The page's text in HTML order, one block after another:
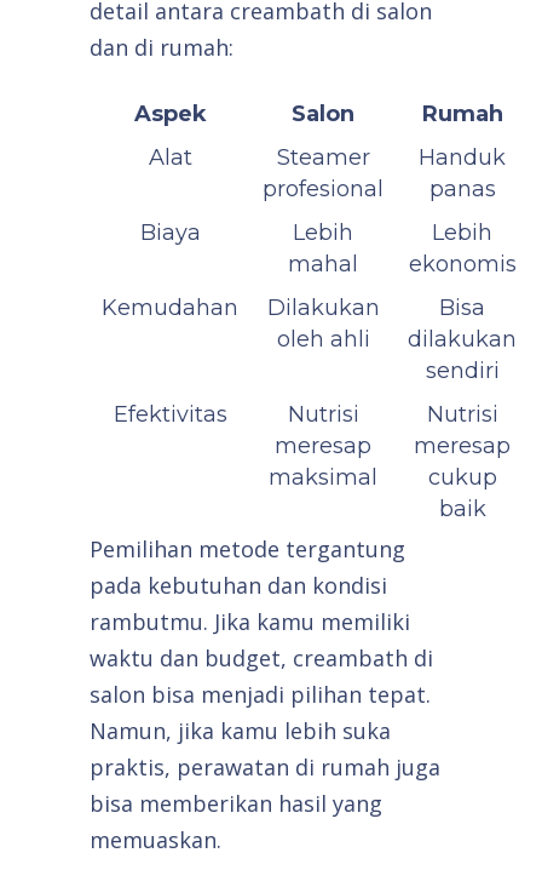
detail antara creambath di salon
dan di rumah:
Aspek Salon
Rumah
Alat
Steamer
profesional
Handuk
panas
Biaya
Lebih
mahal
Lebih
ekonomis
Kemudahan
Dilakukan
oleh ahli
Bisa
dilakukan
sendiri
Efektivitas
Nutrisi
meresap
maksimal
Nutrisi
meresap
cukup
baik
Pemilihan metode tergantung
pada kebutuhan dan kondisi
rambutmu. Jika kamu memiliki
waktu dan budget, creambath di
salon bisa menjadi pilihan tepat.
Namun, jika kamu lebih suka
praktis, perawatan di rumah juga
bisa memberikan hasil yang
memuaskan.